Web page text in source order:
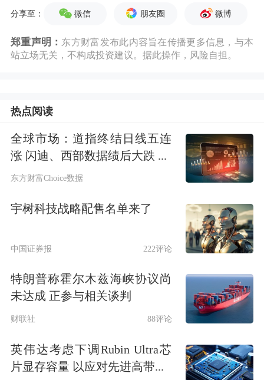
跌。
此前，周大福等足金饰品最高价为895
金价波动剧烈，还能入手吗？
金价后续走势仍有分歧。部分机构认为
多重因素作用下，黄金牛市还将持续。
中国银河证券分析师华立认为，美联储
在1月的议息会议上如期选择暂停降
息，但特朗普施压美联储降低利率，抬
升了市场对美联储的降息预期。美联储
降息下的全球黄金ETF基金增持黄金、
分享至： 微信 朋友圈 微博
郑重声明： 东方财富发布此内容旨在传播更多信息，与本
站立场无关，不构成投资建议。据此操作，风险自担。
热点阅读
全球市场：道指终结日线五连
涨 闪迪、西部数据绩后大跌 ...
东方财富Choice数据
宇树科技战略配售名单来了
中国证券报 222评论
特朗普称霍尔木兹海峡协议尚
未达成 正参与相关谈判
财联社 88评论
英伟达考虑下调Rubin Ultra芯
片显存容量 以应对先进高带...